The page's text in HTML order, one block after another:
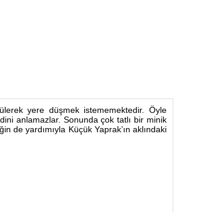
yere düşmek istememektedir. Öyle
anlamazlar. Sonunda çok tatlı bir minik
yardımıyla Küçük Yaprak’ın aklındaki